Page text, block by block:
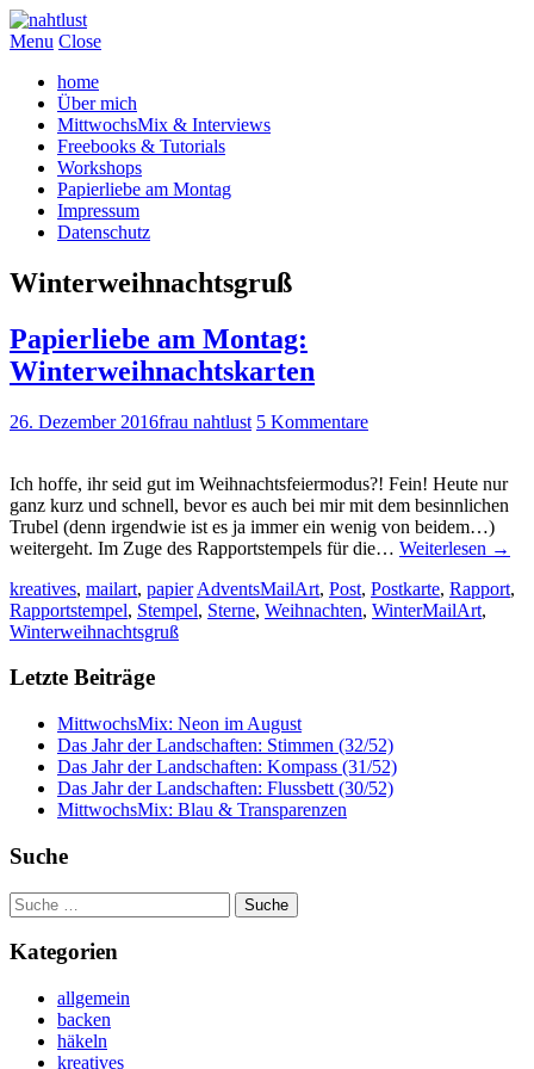
Menu Close
home
Über mich
MittwochsMix & Interviews
Freebooks & Tutorials
Workshops
Papierliebe am Montag
Impressum
Datenschutz
Winterweihnachtsgruß
Papierliebe am Montag:
Winterweihnachtskarten
26. Dezember 2016frau nahtlust 5 Kommentare
Ich hoffe, ihr seid gut im Weihnachtsfeiermodus?! Fein! Heute nur
ganz kurz und schnell, bevor es auch bei mir mit dem besinnlichen
Trubel (denn irgendwie ist es ja immer ein wenig von beidem…)
weitergeht. Im Zuge des Rapportstempels für die… Weiterlesen →
kreatives, mailart, papier AdventsMailArt, Post, Postkarte, Rapport,
Rapportstempel, Stempel, Sterne, Weihnachten, WinterMailArt,
Winterweihnachtsgruß
Letzte Beiträge
MittwochsMix: Neon im August
Das Jahr der Landschaften: Stimmen (32/52)
Das Jahr der Landschaften: Kompass (31/52)
Das Jahr der Landschaften: Flussbett (30/52)
MittwochsMix: Blau & Transparenzen
Suche
Suche
nach:
Kategorien
allgemein
backen
häkeln
kreatives